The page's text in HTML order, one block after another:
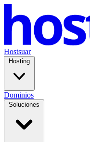
Hostsuar
Hosting
Dominios
Soluciones